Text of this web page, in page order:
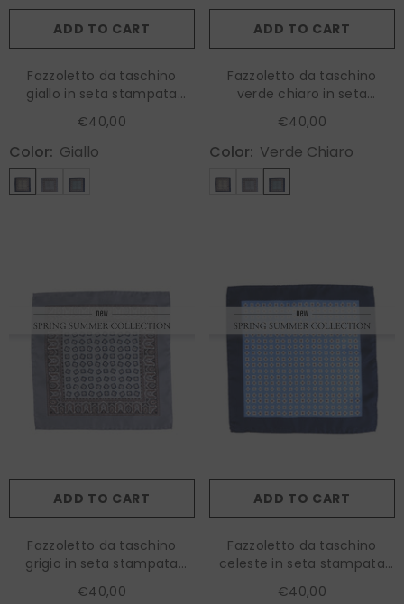
ADD TO CART
Fazzoletto da taschino
giallo in seta stampata
€40,00
Color: Giallo
ADD TO CART
Fazzoletto da taschino
verde chiaro in seta
€40,00
Color: Verde Chiaro
ADD TO CART
Fazzoletto da taschino
grigio in seta stampata
RILEY
€40,00
ADD TO CART
Fazzoletto da taschino
celeste in seta stampata
RAVEN
€40,00